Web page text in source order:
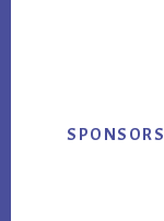
Sidebar
SPONSORS